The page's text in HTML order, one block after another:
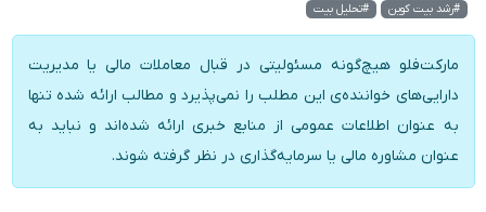
#رشد بیت کوین
#تحلیل بیت
مارکت‌فلو هیچ‌گونه مسئولیتی در قبال معاملات مالی یا مدیریت
دارایی‌های خواننده‌ی این مطلب را نمی‌پذیرد و مطالب ارائه شده تنها
به عنوان اطلاعات عمومی از منابع خبری ارائه شده‌اند و نباید به
عنوان مشاوره مالی یا سرمایه‌گذاری در نظر گرفته شوند.